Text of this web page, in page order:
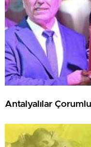
Antalyalılar